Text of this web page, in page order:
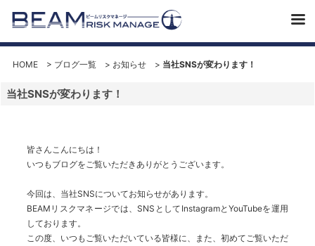
HOME> ブログ一覧> お知らせ> 当社SNSが変わります！
当社SNSが変わります！
皆さんこんにちは！
いつもブログをご覧いただきありがとうございます。
今回は、当社SNSについてお知らせがあります。
BEAMリスクマネージでは、SNSとしてInstagramとYouTubeを運用
しております。
この度、いつもご覧いただいている皆様に、また、初めてご覧いただ